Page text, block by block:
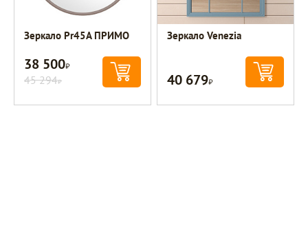
Зеркало Pr45A ПРИМО
38 500Р
45 294Р
Зеркало Venezia
40 679Р